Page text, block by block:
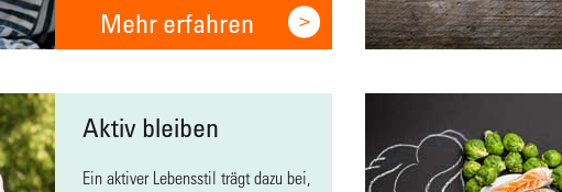
Mehr erfahren
Aktiv bleiben
Ein aktiver Lebensstil trägt dazu bei,